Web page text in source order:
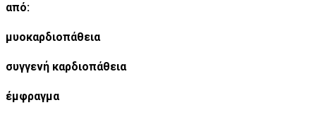
από:
μυοκαρδιοπάθεια
συγγενή καρδιοπάθεια
έμφραγμα